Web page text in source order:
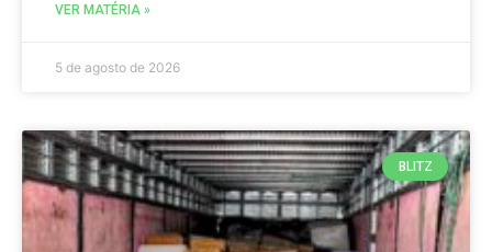
VER MATÉRIA »
5 de agosto de 2026
BLITZ